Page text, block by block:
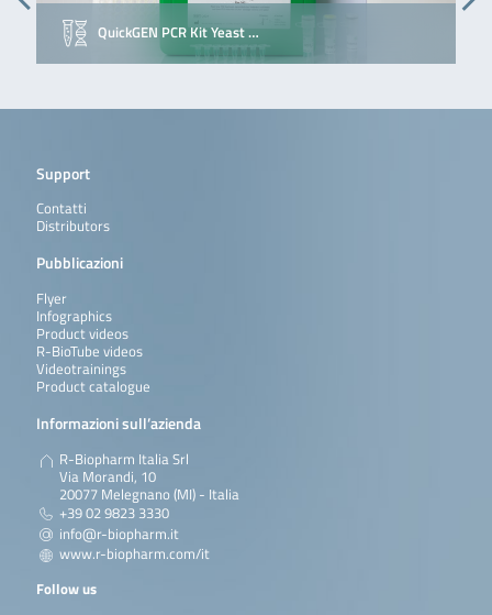
QuickGEN PCR Kit Yeast …
Support
Contatti
Distributors
Pubblicazioni
Flyer
Infographics
Product videos
R-BioTube videos
Videotrainings
Product catalogue
Informazioni sull’azienda
R-Biopharm Italia Srl
Via Morandi, 10
20077 Melegnano (MI) - Italia
+39 02 9823 3330
info@r-biopharm.it
www.r-biopharm.com/it
Follow us